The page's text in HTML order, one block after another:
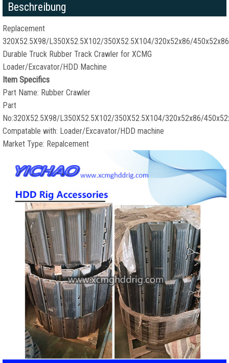
Beschreibung
Replacement
320X52.5X98/L350X52.5X102/350X52.5X104/320x52x86/450x52x86
Durable Truck Rubber Track Crawler for XCMG
Loader/Excavator/HDD Machine
Item Specifics
Part Name: Rubber Crawler
Part
No:320X52.5X98/L350X52.5X102/350X52.5X104/320x52x86/
Compatable with: Loader/Excavator/HDD machine
Market Type: Repalcement